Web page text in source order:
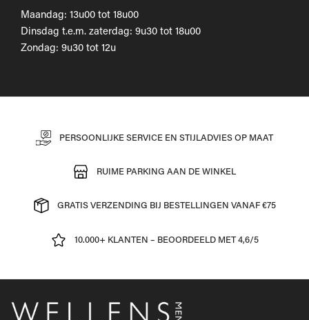
Maandag: 13u00 tot 18u00
Dinsdag t.e.m. zaterdag: 9u30 tot 18u00
Zondag: 9u30 tot 12u
PERSOONLIJKE SERVICE EN STIJLADVIES OP MAAT
RUIME PARKING AAN DE WINKEL
GRATIS VERZENDING BIJ BESTELLINGEN VANAF €75
10.000+ KLANTEN – BEOORDEELD MET 4,6/5